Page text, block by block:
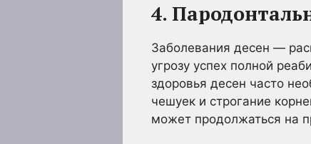
4.
Заболевания десен —
угрозу успех полной
здоровья десен часто
чешуек и строгание
может продолжаться на